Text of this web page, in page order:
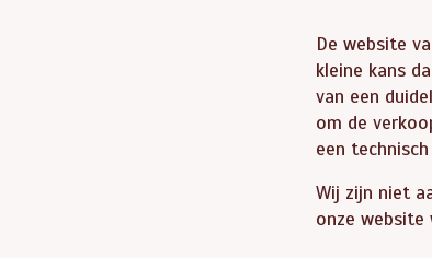
De website
kleine kans
van een
om de
een
Wij zijn niet
onze